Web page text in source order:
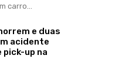
carro...
e duas
acidente
up na